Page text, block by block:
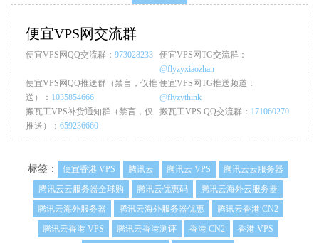
便宜VPS网交流群
便宜VPS网QQ交流群： 973028233
便宜VPS网TG交流群：
@flyzyxiaozhan
便宜VPS网QQ推送群（禁言，仅推
送）： 1035854666
便宜VPS网TG推送频道：
@flyzythink
搬瓦工VPS补货通知群（禁言，仅
推送）： 659236660
搬瓦工VPS QQ交流群： 171060270
标签： 便宜香港 VPS 腾讯云 腾讯云 VPS
腾讯云云服务器
腾讯云云服务器全球购
腾讯云优惠码
腾讯云海外云服务器
腾讯云海外服务器
腾讯云海外服务器优惠
腾讯云香港 CN2
腾讯云香港 VPS
腾讯云香港测评 香港 CN2
香港 VPS